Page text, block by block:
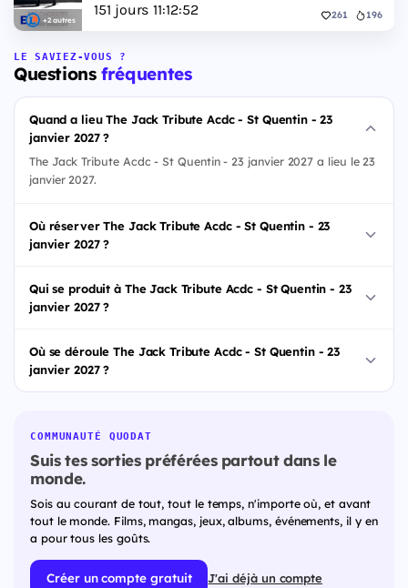
+2 autres
151 jours 11:12:52 261 196
LE SAVIEZ-VOUS ?
Questionsfréquentes
Quand a lieu The Jack Tribute Acdc - St Quentin - 23
janvier 2027 ?
The Jack Tribute Acdc - St Quentin - 23 janvier 2027 a lieu le 23
janvier 2027.
Où réserver The Jack Tribute Acdc - St Quentin - 23
janvier 2027 ?
Qui se produit à The Jack Tribute Acdc - St Quentin - 23
janvier 2027 ?
Où se déroule The Jack Tribute Acdc - St Quentin - 23
janvier 2027 ?
COMMUNAUTÉ QUODAT
Suis tes sorties préférées partout dans le
monde.
Sois au courant de tout, tout le temps, n'importe où, et avant
tout le monde. Films, mangas, jeux, albums, événements, il y en
a pour tous les goûts.
Créer un compte gratuit J'ai déjà un compte